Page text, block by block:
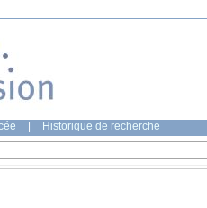
Historique de recherche